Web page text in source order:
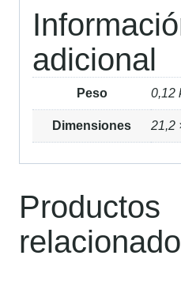
adicional
Peso 0,12
Dimensiones 21,2
Productos